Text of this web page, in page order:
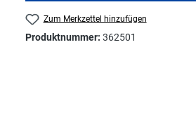
Zum Merkzettel hinzufügen
Produktnummer:362501